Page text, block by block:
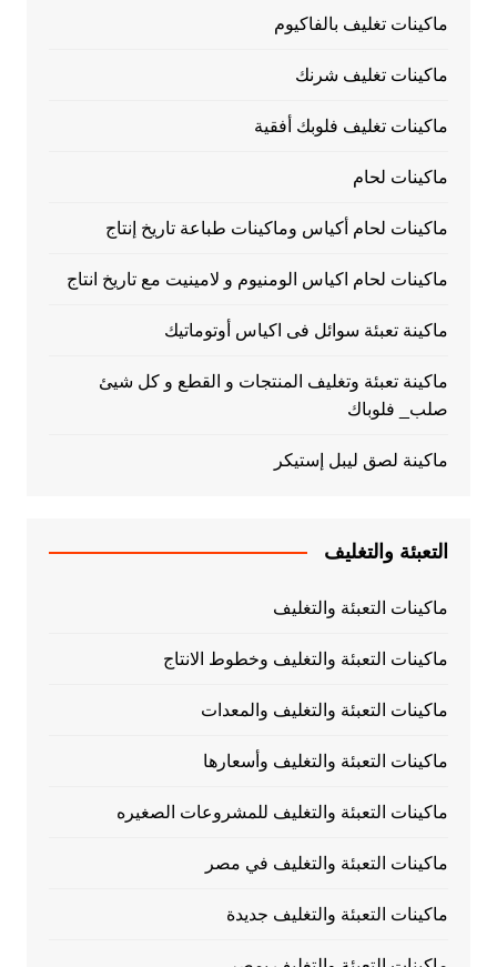
ماكينات تغليف بالفاكيوم
ماكينات تغليف شرنك
ماكينات تغليف فلوبك أفقية
ماكينات لحام
ماكينات لحام أكياس وماكينات طباعة تاريخ إنتاج
ماكينات لحام اكياس الومنيوم و لامينيت مع تاريخ انتاج
ماكينة تعبئة سوائل فى اكياس أوتوماتيك
ماكينة تعبئة وتغليف المنتجات و القطع و كل شيئ
صلب_ فلوباك
ماكينة لصق ليبل إستيكر
التعبئة والتغليف
ماكينات التعبئة والتغليف
ماكينات التعبئة والتغليف وخطوط الانتاج
ماكينات التعبئة والتغليف والمعدات
ماكينات التعبئة والتغليف وأسعارها
ماكينات التعبئة والتغليف للمشروعات الصغيره
ماكينات التعبئة والتغليف في مصر
ماكينات التعبئة والتغليف جديدة